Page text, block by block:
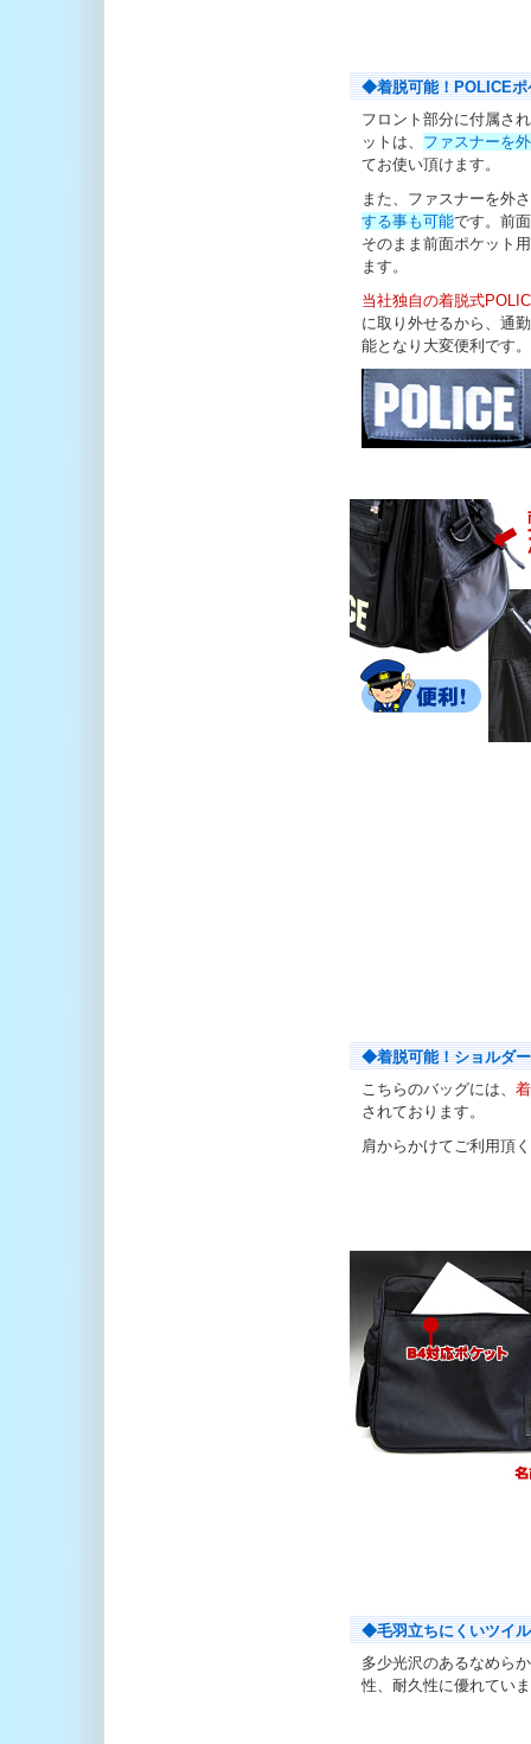
◆着脱可能！POLICEポ
フロント部分に付属さ
ットは、 ファスナーを
てお使い頂けます。
また、ファスナーを外
する事も可能です。前
そのまま前面ポケット
ます。
当社独自の着脱式
に取り外せるから、通
能となり大変便利です。
◆着脱可能！ショルダ
こちらのバッグには、
されております。
肩からかけてご利用頂
◆毛羽立ちにくいツイ
多少光沢のあるなめら
性、耐久性に優れてい